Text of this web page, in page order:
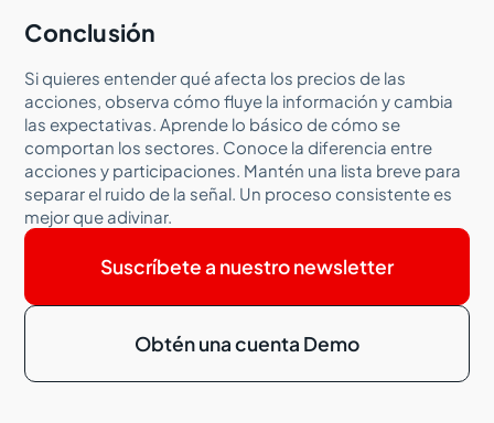
Conclusión
Si quieres entender qué afecta los precios de las
acciones, observa cómo fluye la información y cambia
las expectativas. Aprende lo básico de cómo se
comportan los sectores. Conoce la diferencia entre
acciones y participaciones. Mantén una lista breve para
separar el ruido de la señal. Un proceso consistente es
mejor que adivinar.
Suscríbete a nuestro newsletter
Obtén una cuenta Demo